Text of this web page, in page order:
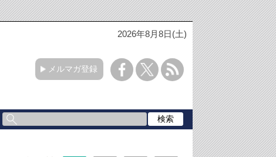
2026年8月8日(土)
メルマガ登録